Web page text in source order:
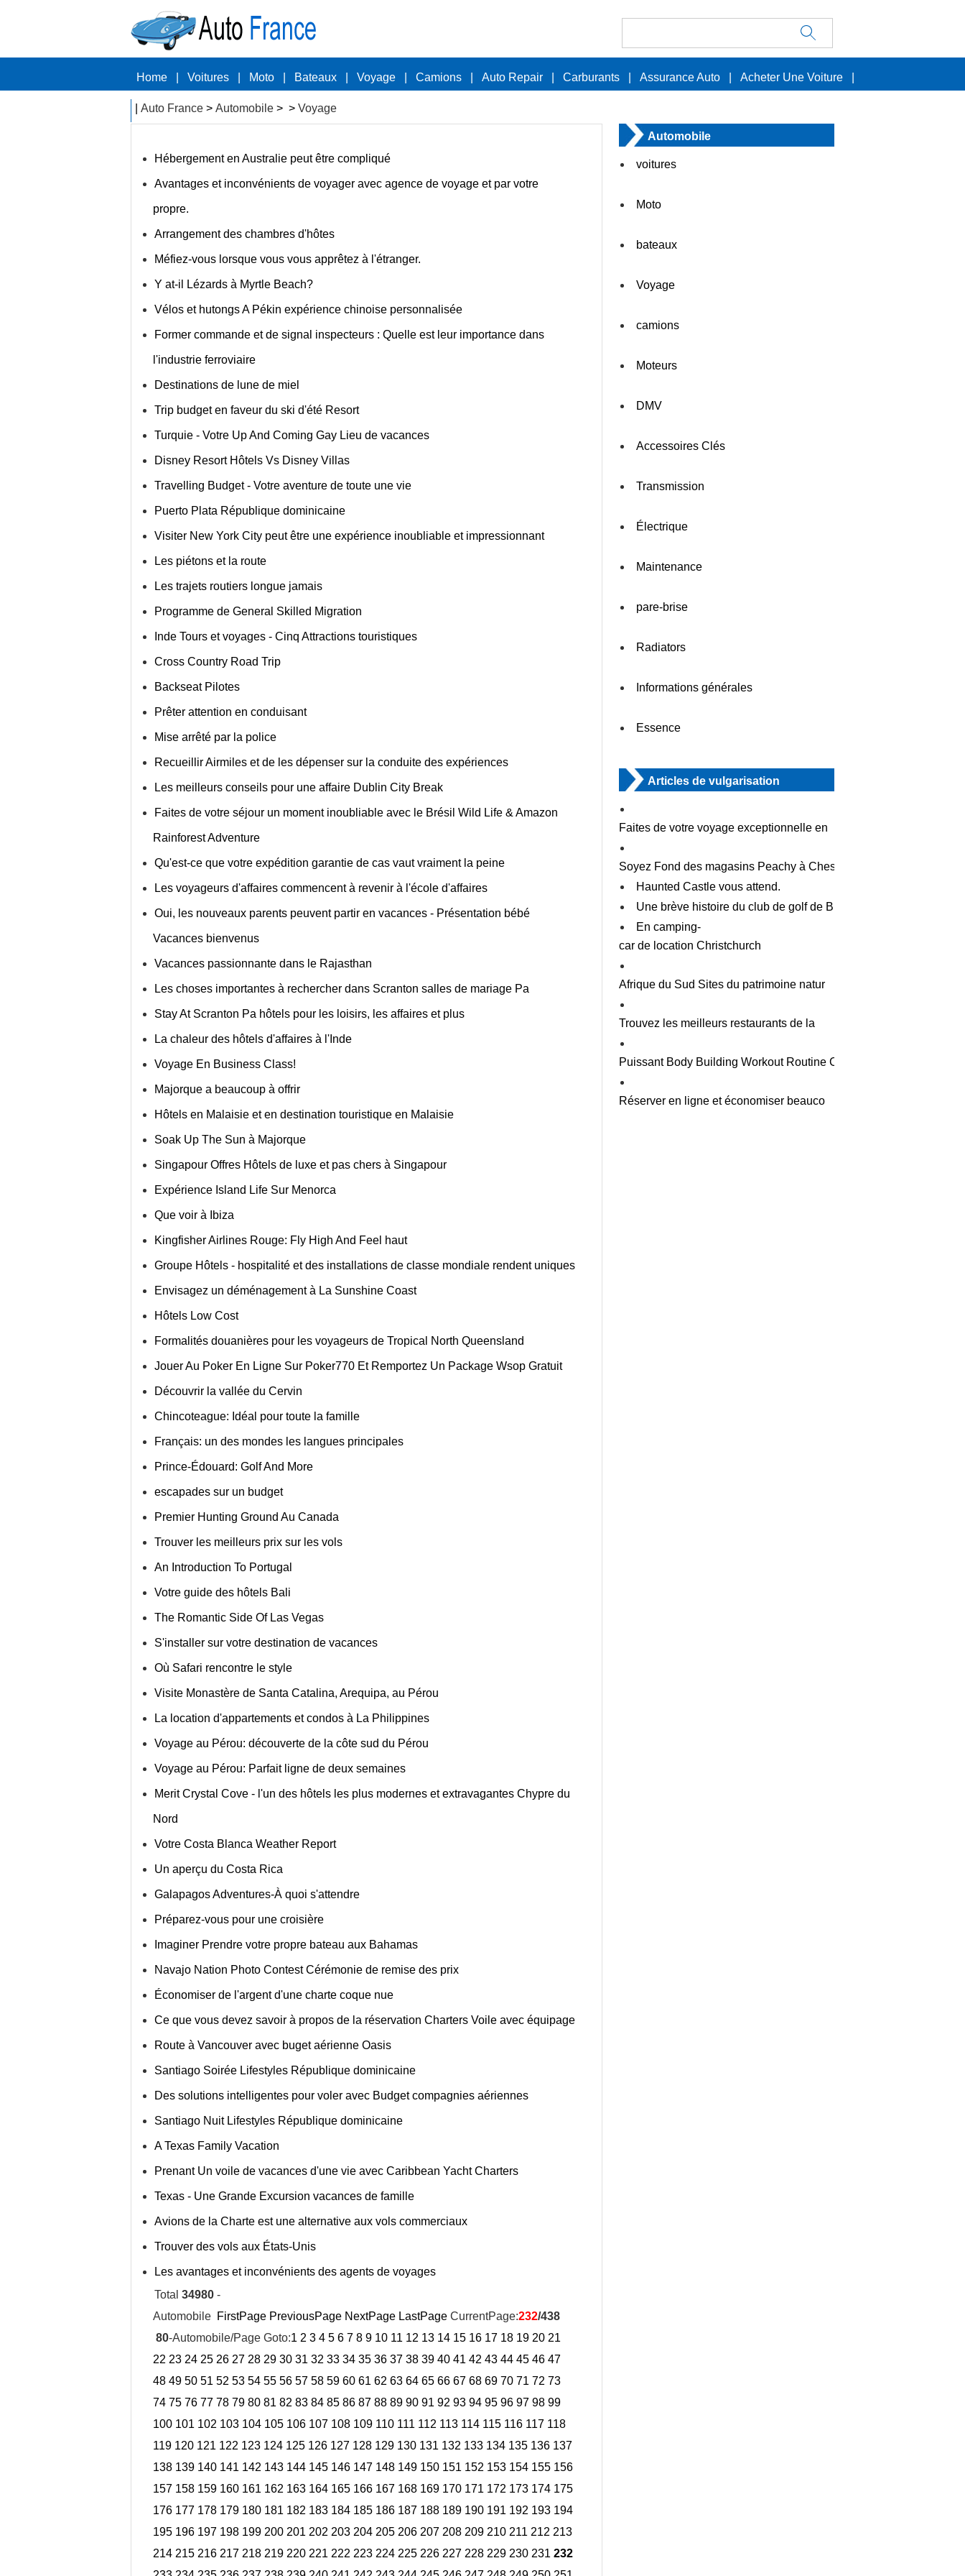
Home Voitures Moto Bateaux Voyage Camions Auto Repair Carburants Assurance Auto Acheter Une Voiture
Auto France > Automobile > > Voyage
Hébergement en Australie peut être compliqué
Avantages et inconvénients de voyager avec agence de voyage et par votre
propre.
Arrangement des chambres d'hôtes
Méfiez-vous lorsque vous vous apprêtez à l'étranger.
Y at-il Lézards à Myrtle Beach?
Vélos et hutongs A Pékin expérience chinoise personnalisée
Former commande et de signal inspecteurs : Quelle est leur importance dans
l'industrie ferroviaire
Destinations de lune de miel
Trip budget en faveur du ski d'été Resort
Turquie - Votre Up And Coming Gay Lieu de vacances
Disney Resort Hôtels Vs Disney Villas
Travelling Budget - Votre aventure de toute une vie
Puerto Plata République dominicaine
Visiter New York City peut être une expérience inoubliable et impressionnant
Les piétons et la route
Les trajets routiers longue jamais
Programme de General Skilled Migration
Inde Tours et voyages - Cinq Attractions touristiques
Cross Country Road Trip
Backseat Pilotes
Prêter attention en conduisant
Mise arrêté par la police
Recueillir Airmiles et de les dépenser sur la conduite des expériences
Les meilleurs conseils pour une affaire Dublin City Break
Faites de votre séjour un moment inoubliable avec le Brésil Wild Life & Amazon
Rainforest Adventure
Qu'est-ce que votre expédition garantie de cas vaut vraiment la peine
Les voyageurs d'affaires commencent à revenir à l'école d'affaires
Oui, les nouveaux parents peuvent partir en vacances - Présentation bébé
Vacances bienvenus
Vacances passionnante dans le Rajasthan
Les choses importantes à rechercher dans Scranton salles de mariage Pa
Stay At Scranton Pa hôtels pour les loisirs, les affaires et plus
La chaleur des hôtels d'affaires à l'Inde
Voyage En Business Class!
Majorque a beaucoup à offrir
Hôtels en Malaisie et en destination touristique en Malaisie
Soak Up The Sun à Majorque
Singapour Offres Hôtels de luxe et pas chers à Singapour
Expérience Island Life Sur Menorca
Que voir à Ibiza
Kingfisher Airlines Rouge: Fly High And Feel haut
Groupe Hôtels - hospitalité et des installations de classe mondiale rendent uniques
Envisagez un déménagement à La Sunshine Coast
Hôtels Low Cost
Formalités douanières pour les voyageurs de Tropical North Queensland
Jouer Au Poker En Ligne Sur Poker770 Et Remportez Un Package Wsop Gratuit
Découvrir la vallée du Cervin
Chincoteague: Idéal pour toute la famille
Français: un des mondes les langues principales
Prince-Édouard: Golf And More
escapades sur un budget
Premier Hunting Ground Au Canada
Trouver les meilleurs prix sur les vols
An Introduction To Portugal
Votre guide des hôtels Bali
The Romantic Side Of Las Vegas
S'installer sur votre destination de vacances
Où Safari rencontre le style
Visite Monastère de Santa Catalina, Arequipa, au Pérou
La location d'appartements et condos à La Philippines
Voyage au Pérou: découverte de la côte sud du Pérou
Voyage au Pérou: Parfait ligne de deux semaines
Merit Crystal Cove - l'un des hôtels les plus modernes et extravagantes Chypre du
Nord
Votre Costa Blanca Weather Report
Un aperçu du Costa Rica
Galapagos Adventures-À quoi s'attendre
Préparez-vous pour une croisière
Imaginer Prendre votre propre bateau aux Bahamas
Navajo Nation Photo Contest Cérémonie de remise des prix
Économiser de l'argent d'une charte coque nue
Ce que vous devez savoir à propos de la réservation Charters Voile avec équipage
Route à Vancouver avec buget aérienne Oasis
Santiago Soirée Lifestyles République dominicaine
Des solutions intelligentes pour voler avec Budget compagnies aériennes
Santiago Nuit Lifestyles République dominicaine
A Texas Family Vacation
Prenant Un voile de vacances d'une vie avec Caribbean Yacht Charters
Texas - Une Grande Excursion vacances de famille
Avions de la Charte est une alternative aux vols commerciaux
Trouver des vols aux États-Unis
Les avantages et inconvénients des agents de voyages
Total 34980 -
Automobile FirstPage PreviousPage NextPage LastPage CurrentPage:232/438
80-Automobile/Page Goto:1 2 3 4 5 6 7 8 9 10 11 12 13 14 15 16 17 18 19 20 21
22 23 24 25 26 27 28 29 30 31 32 33 34 35 36 37 38 39 40 41 42 43 44 45 46 47
48 49 50 51 52 53 54 55 56 57 58 59 60 61 62 63 64 65 66 67 68 69 70 71 72 73
74 75 76 77 78 79 80 81 82 83 84 85 86 87 88 89 90 91 92 93 94 95 96 97 98 99
100 101 102 103 104 105 106 107 108 109 110 111 112 113 114 115 116 117 118
119 120 121 122 123 124 125 126 127 128 129 130 131 132 133 134 135 136 137
138 139 140 141 142 143 144 145 146 147 148 149 150 151 152 153 154 155 156
157 158 159 160 161 162 163 164 165 166 167 168 169 170 171 172 173 174 175
176 177 178 179 180 181 182 183 184 185 186 187 188 189 190 191 192 193 194
195 196 197 198 199 200 201 202 203 204 205 206 207 208 209 210 211 212 213
214 215 216 217 218 219 220 221 222 223 224 225 226 227 228 229 230 231 232
Automobile
voitures
Moto
bateaux
Voyage
camions
Moteurs
DMV
Accessoires Clés
Transmission
Électrique
Maintenance
pare-brise
Radiators
Informations générales
Essence
Articles de vulgarisation
Faites de votre voyage exceptionnelle en
Soyez Fond des magasins Peachy à Cheste
Haunted Castle vous attend.
Une brève histoire du club de golf de B
En camping-
car de location Christchurch
Afrique du Sud Sites du patrimoine natur
Trouvez les meilleurs restaurants de la
Puissant Body Building Workout Routine C
Réserver en ligne et économiser beauco